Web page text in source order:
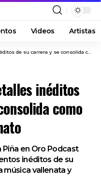
Videos Artistas
y se consolida como referente del vallenato
inéditos
como
Piña en Oro Podcast
inéditos de su
música vallenata y